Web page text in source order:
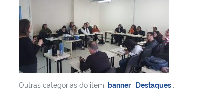
Outras categorias do item: banner Destaques